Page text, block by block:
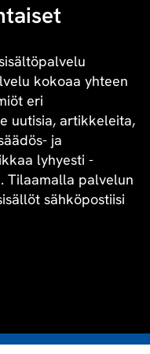
kokoaa yhteen
eri
uutisia, artikkeleita,
ja
lyhyesti -
Tilaamalla palvelun
sähköpostiisi